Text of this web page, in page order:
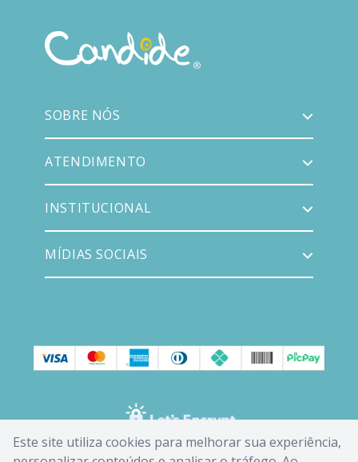
Este site utiliza cookies para melhorar sua experiência,
SOBRE NÓS
ATENDIMENTO
INSTITUCIONAL
MÍDIAS SOCIAIS